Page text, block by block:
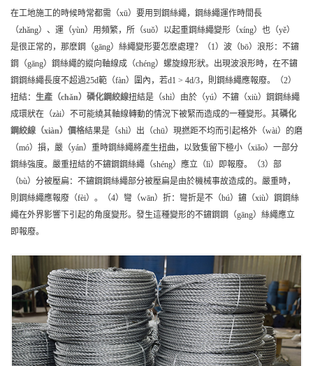
在工地施工的時候時常都需（xū）要用到鋼絲繩，鋼絲繩運作時間長
（zhǎng）、運（yùn）用頻繁，所（suǒ）以起重鋼絲繩變形（xíng）也（yě）
是很正常的，那麽鋼（gāng）絲繩變形要怎麽處理？（1）波（bō）浪形：不鏽
鋼（gāng）鋼絲繩的縱向軸線成（chéng）螺旋線形狀。出現波浪形時，在不鏽
鋼鋼絲繩長度不超過25d範（fàn）圍內，若d1 > 4d/3，則鋼絲繩應報廢。（2）
扭結： 生產（chǎn） 磷化鋼絞線扭結是（shì）由於（yú）不鏽（xiù）鋼鋼絲繩
成環狀在（zài）不可能繞其軸線轉動的情況下被緊而造成的一種變形。其磷化
鋼絞線（xiàn） 價格結果是（shì）出（chū）現撚距不均而引起格外（wài）的磨
（mó）損，嚴（yán）重時鋼絲繩將產生扭曲，以致隻留下極小（xiǎo）一部分
鋼絲強度。嚴重扭結的不鏽鋼鋼絲繩（shéng）應立（lì）即報廢。（3）部
（bù）分被壓扁：不鏽鋼鋼絲繩部分被壓扁是由於機械事故造成的。嚴重時，
則鋼絲繩應報廢（fèi）。（4）彎（wān）折：彎折是不（bú）鏽（xiù）鋼鋼絲
繩在外界影響下引起的角度變形。發生這種變形的不鏽鋼鋼（gāng）絲繩應立
即報廢。